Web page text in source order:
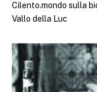
Cilento.mondo sulla
Vallo della Luc